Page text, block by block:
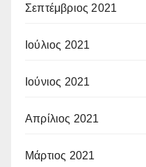
Σεπτέμβριος 2021
Ιούλιος 2021
Ιούνιος 2021
Απρίλιος 2021
Μάρτιος 2021